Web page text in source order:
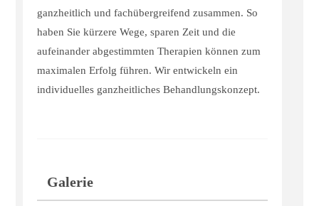
ganzheitlich und fachübergreifend zusammen. So
haben Sie kürzere Wege, sparen Zeit und die
aufeinander abgestimmten Therapien können zum
maximalen Erfolg führen. Wir entwickeln ein
individuelles ganzheitliches Behandlungskonzept.
Galerie